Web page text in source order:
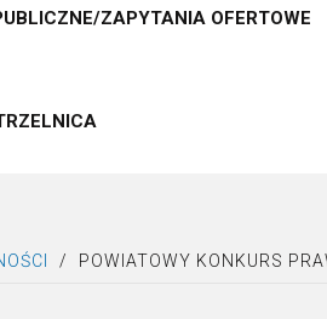
ZAPYTANIA OFERTOWE
/ POWIATOWY KONKURS